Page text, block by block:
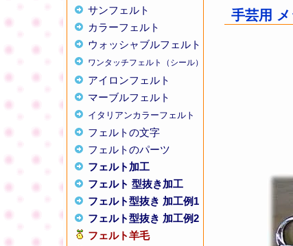
サンフェルト
カラーフェルト
ウォッシャブルフェルト
ワンタッチフェルト（シール）
アイロンフェルト
マーブルフェルト
イタリアンカラーフェルト
フェルトの文字
フェルトのパーツ
フェルト加工
フェルト 型抜き加工
フェルト型抜き 加工例1
フェルト型抜き 加工例2
フェルト羊毛
手芸用